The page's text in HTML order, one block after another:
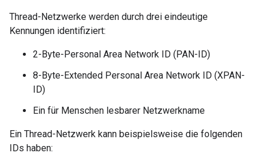
Thread-Netzwerke werden durch drei eindeutige
Kennungen identifiziert:
2-Byte-Personal Area Network ID (PAN-ID)
8-Byte-Extended Personal Area Network ID (XPAN-
ID)
Ein für Menschen lesbarer Netzwerkname
Ein Thread-Netzwerk kann beispielsweise die folgenden
IDs haben: